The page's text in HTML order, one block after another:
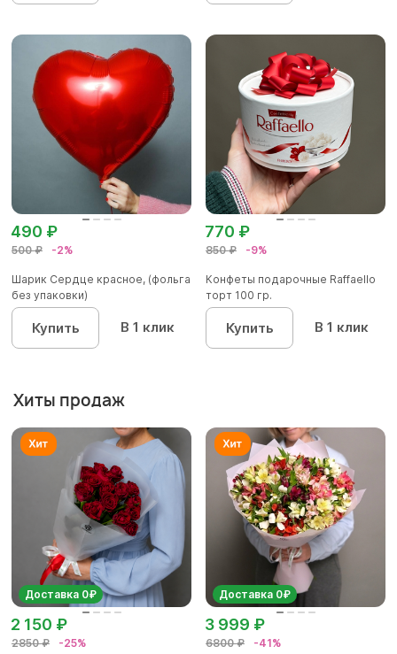
500 ₽ -2%
490 ₽
Шарик Сердце красное, (фольга
без упаковки)
Купить В 1 клик
850 ₽ -9%
770 ₽
Конфеты подарочные Raffaello
торт 100 гр.
Купить В 1 клик
Хиты продаж
Доставка 0₽
2850 ₽ -25%
2 150 ₽
Доставка 0₽
6800 ₽ -41%
3 999 ₽